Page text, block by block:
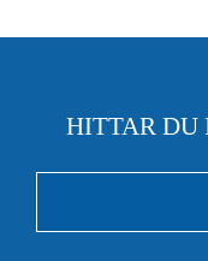
HITTAR DU